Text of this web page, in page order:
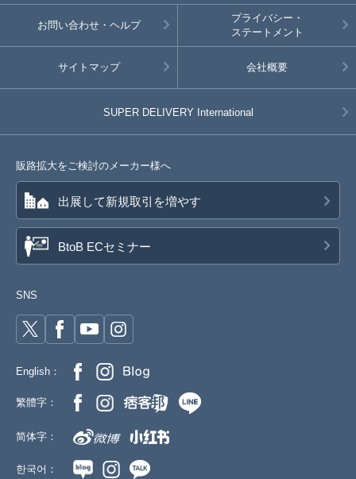
お問い合わせ・ヘルプ
プライバシー・
ステートメント
サイトマップ 会社概要
SUPER DELIVERY International
販路拡大をご検討のメーカー様へ
出展して新規取引を増やす
BtoB ECセミナー
SNS
English：
繁體字：
简体字：
한국어：